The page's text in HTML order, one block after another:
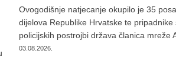
Ovogodišnje natjecanje okupilo je 35
dijelova Republike Hrvatske te pripadnike
policijskih postrojbi država članica mreže
03.08.2026.